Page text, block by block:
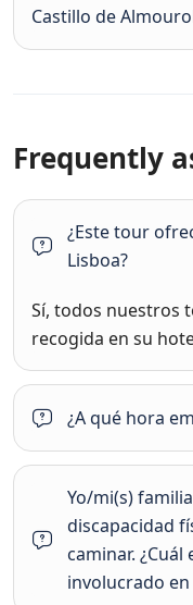
Castillo de
Frequently
¿Este tour
Lisboa?
Sí, todos nuestros
recogida en su
¿A qué hora
Yo/mi(s)
discapacidad
caminar. ¿Cuál
involucrado